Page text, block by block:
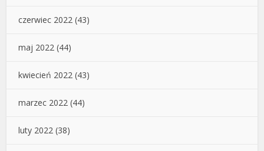
czerwiec 2022 (43)
maj 2022 (44)
kwiecień 2022 (43)
marzec 2022 (44)
luty 2022 (38)